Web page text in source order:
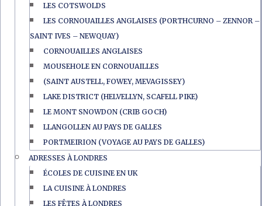
LES COTSWOLDS
LES CORNOUAILLES ANGLAISES (PORTHCURNO – ZENNOR –
SAINT IVES – NEWQUAY)
CORNOUAILLES ANGLAISES
MOUSEHOLE EN CORNOUAILLES
(SAINT AUSTELL, FOWEY, MEVAGISSEY)
LAKE DISTRICT (HELVELLYN, SCAFELL PIKE)
LE MONT SNOWDON (CRIB GOCH)
LLANGOLLEN AU PAYS DE GALLES
PORTMEIRION (VOYAGE AU PAYS DE GALLES)
ADRESSES À LONDRES
ÉCOLES DE CUISINE EN UK
LA CUISINE À LONDRES
LES FÊTES À LONDRES